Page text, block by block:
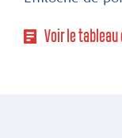
Voir le